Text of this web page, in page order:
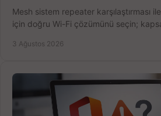
Mesh sistem repeater karşılaştırması
için doğru Wi-Fi çözümünü seçin;
3 Ağustos 2026